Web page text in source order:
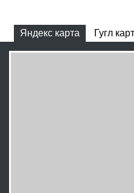
Яндекс карта Гугл